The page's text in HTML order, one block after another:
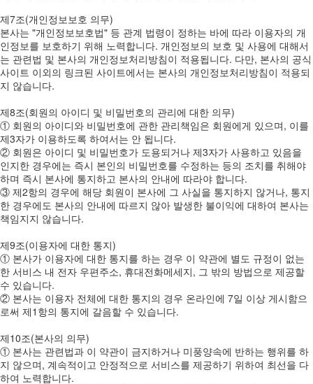
제7조(개인정보보호 의무)
본사는 "개인정보보호법" 등 관계 법령이 정하는 바에 따라 이용자의 개
인정보를 보호하기 위해 노력합니다. 개인정보의 보호 및 사용에 대해서
는 관련법 및 본사의 개인정보처리방침이 적용됩니다. 다만, 본사의 공식
사이트 이외의 링크된 사이트에서는 본사의 개인정보처리방침이 적용되
지 않습니다.
제8조(회원의 아이디 및 비밀번호의 관리에 대한 의무)
① 회원의 아이디와 비밀번호에 관한 관리책임은 회원에게 있으며, 이를
제3자가 이용하도록 하여서는 안 됩니다.
② 회원은 아이디 및 비밀번호가 도용되거나 제3자가 사용하고 있음을
인지한 경우에는 즉시 본인의 비밀번호를 수정하는 등의 조치를 취해야
하며 즉시 본사에 통지하고 본사의 안내에 따라야 합니다.
③ 제2항의 경우에 해당 회원이 본사에 그 사실을 통지하지 않거나, 통지
한 경우에도 본사의 안내에 따르지 않아 발생한 불이익에 대하여 본사는
책임지지 않습니다.
제9조(이용자에 대한 통지)
① 본사가 이용자에 대한 통지를 하는 경우 이 약관에 별도 규정이 없는
한 서비스 내 전자 우편주소, 휴대전화메세지, 그 밖의 방법으로 제공할
수 있습니다.
② 본사는 이용자 전체에 대한 통지의 경우 온라인에 7일 이상 게시함으
로써 제1항의 통지에 갈음할 수 있습니다.
제10조(본사의 의무)
① 본사는 관련법과 이 약관이 금지하거나 미풍양속에 반하는 행위를 하
지 않으며, 계속적이고 안정적으로 서비스를 제공하기 위하여 최선을 다
하여 노력합니다.